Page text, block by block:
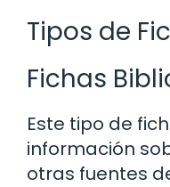
Tipos de
Fichas
Este tipo de
información
otras fuentes